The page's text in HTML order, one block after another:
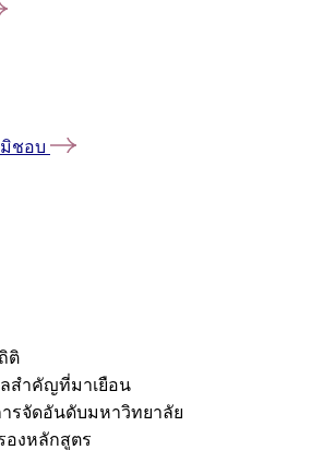
ชอบ
ติ
สำคัญที่มาเยือน
ารจัดอันดับมหาวิทยาลัย
องหลักสูตร